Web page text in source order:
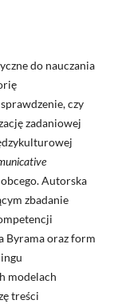
do nauczania
czy
zadaniowej
Autorska
zbadanie
Byrama oraz form
modelach
treści